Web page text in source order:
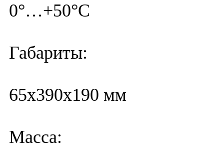
0°…+50°С
Габариты:
65х390х190 мм
Масса: